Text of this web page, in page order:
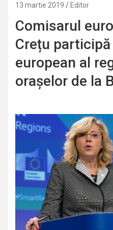
13 martie 2019 Editor
Comisarul
Crețu
european al
orașelor de la